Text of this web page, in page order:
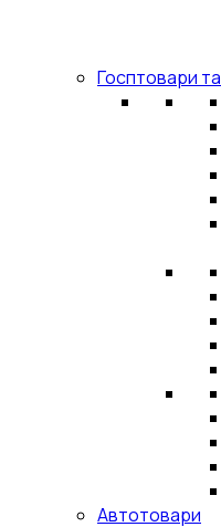
Госптовари
Автотовари